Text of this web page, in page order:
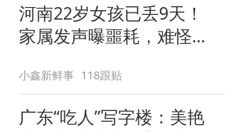
河南22岁女孩已丢9天！
家属发声曝噩耗，难怪搜
小鑫新鲜事 118跟贴
广东“吃人”写字楼：美艳